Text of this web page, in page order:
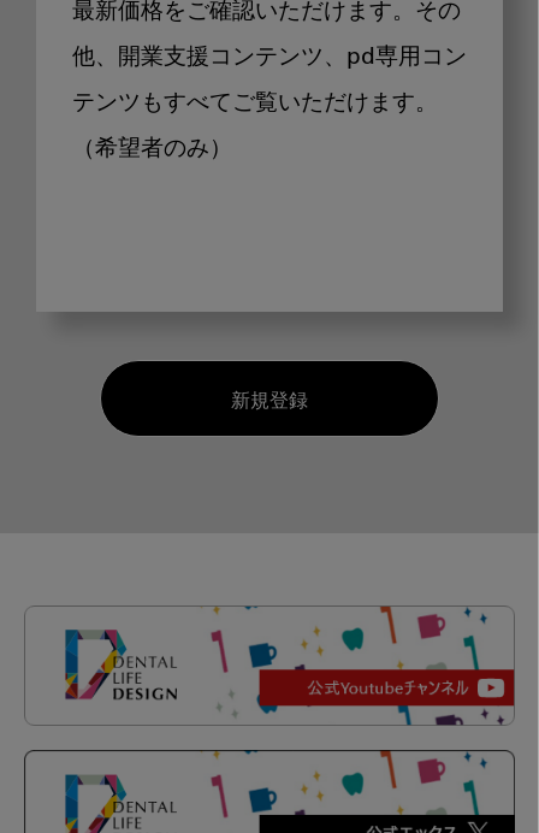
最新価格をご確認いただけます。その
他、開業支援コンテンツ、pd専用コン
テンツもすべてご覧いただけます。
（希望者のみ）
新規登録